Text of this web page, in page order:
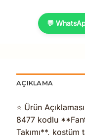
💬
AÇIKLAMA
⭐ Ürün Açıklaması
8477 kodlu
Takımı**, kostüm